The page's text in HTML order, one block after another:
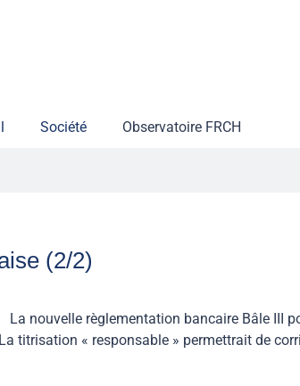
Société Observatoire FRCH
(2/2)
règlementation bancaire Bâle III
« responsable » permettrait de